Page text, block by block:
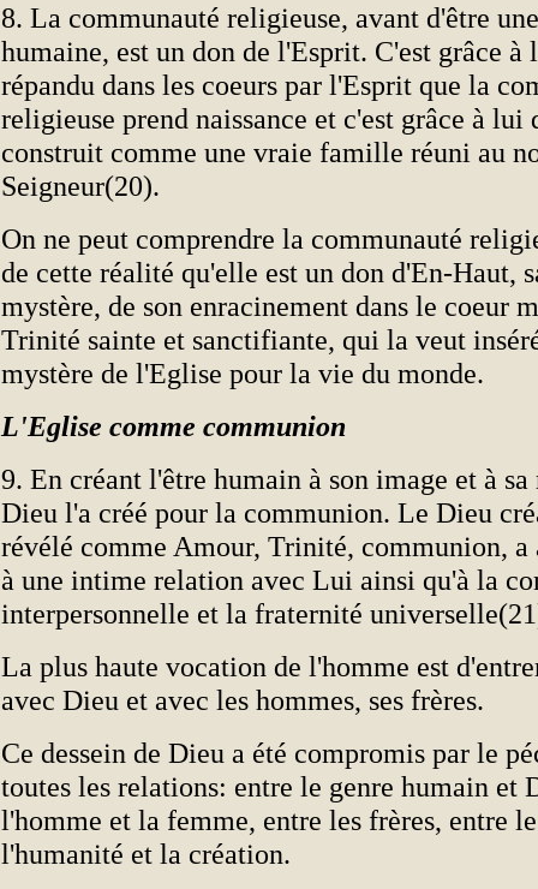
8. La communauté religieuse, avant d'être
humaine, est un don de l'Esprit. C'est grâce à
répandu dans les coeurs par l'Esprit que la
religieuse prend naissance et c'est grâce à lui
construit comme une vraie famille réuni au
Seigneur(20).
On ne peut comprendre la communauté
de cette réalité qu'elle est un don d'En-Haut,
mystère, de son enracinement dans le coeur
Trinité sainte et sanctifiante, qui la veut
mystère de l'Eglise pour la vie du monde.
L'Eglise comme communion
9. En créant l'être humain à son image et à sa
Dieu l'a créé pour la communion. Le Dieu
révélé comme Amour, Trinité, communion, a
à une intime relation avec Lui ainsi qu'à la
interpersonnelle et la fraternité
La plus haute vocation de l'homme est
avec Dieu et avec les hommes, ses frères.
Ce dessein de Dieu a été compromis par le
toutes les relations: entre le genre humain et
l'homme et la femme, entre les frères, entre
l'humanité et la création.